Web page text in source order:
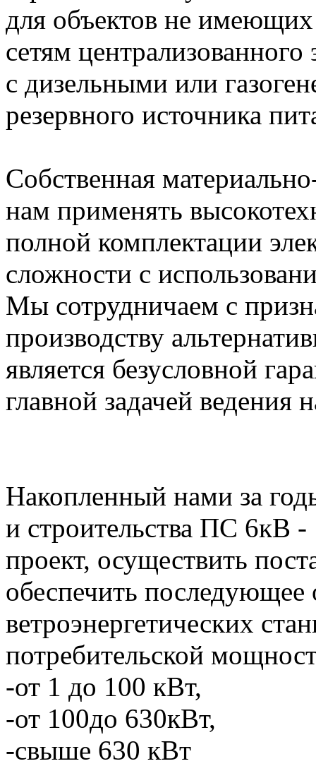
для объектов не
сетям
с дизельными или
резервного источника
Собственная
нам применять
полной комплектации
сложности с
Мы сотрудничаем с
производству
является безусловной
главной задачей ведения
Накопленный нами за
и строительства ПС 6кВ
проект, осуществить
обеспечить
ветроэнергетических
потребительской
-от 1 до 100 кВт,
-от 100до 630кВт,
-свыше 630 кВт